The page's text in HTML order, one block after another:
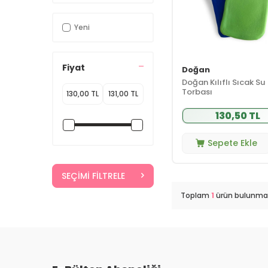
Yeni
Fiyat
SEÇIMI FILTRELE
Doğan
Doğan Kılıflı Sıcak Su
Torbası
130,50 TL
Sepete Ekle
Toplam 1 ürün